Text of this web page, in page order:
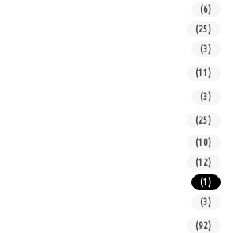
(6)
(25)
(3)
(11)
(3)
(25)
(10)
(12)
(1)
(3)
(92)